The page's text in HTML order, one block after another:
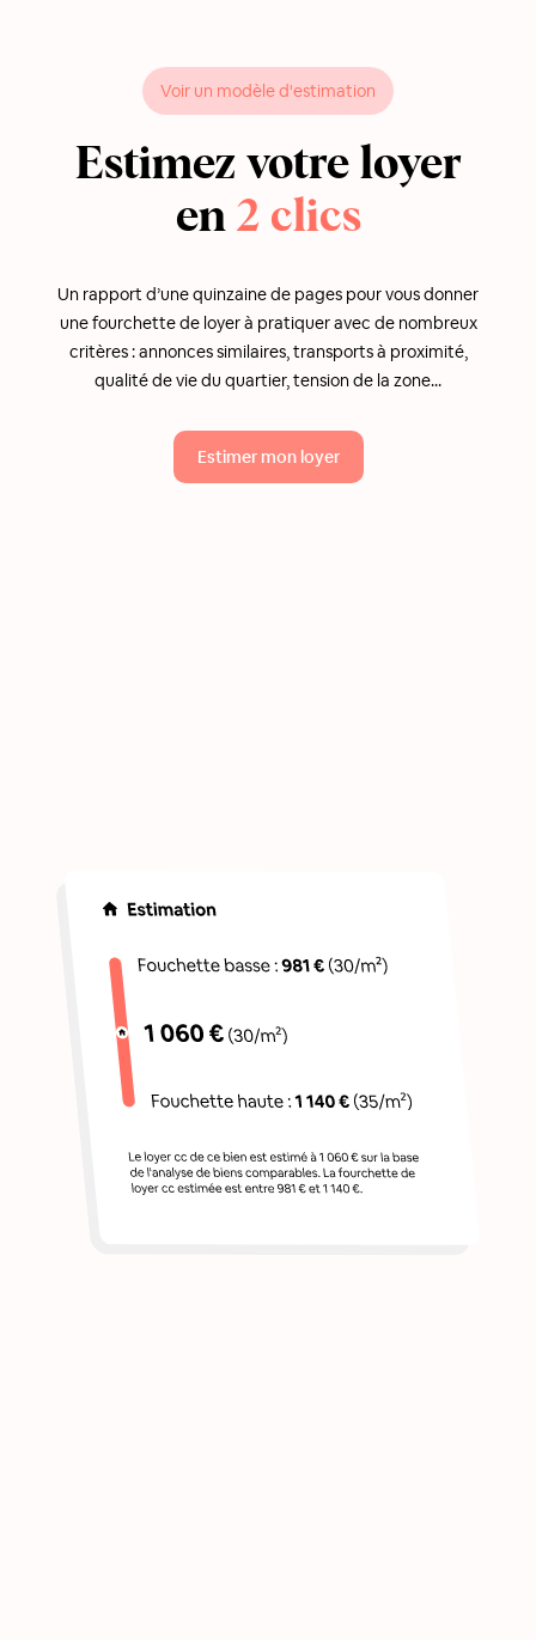
Voir un modèle d'estimation
Estimez votre loyer
en 2 clics
Un rapport d’une quinzaine de pages pour vous donner
une fourchette de loyer à pratiquer avec de nombreux
critères : annonces similaires, transports à proximité,
qualité de vie du quartier, tension de la zone...
Estimer mon loyer